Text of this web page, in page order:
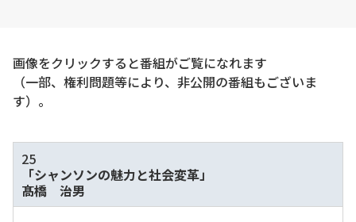
画像をクリックすると番組がご覧になれます
（一部、権利問題等により、非公開の番組もございま
す）。
25
「シャンソンの魅力と社会変革」
髙橋 治男